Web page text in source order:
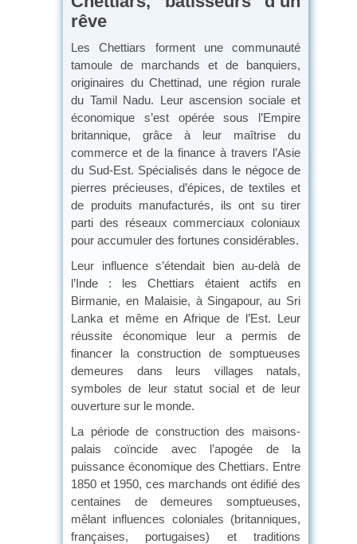
rêve
Les Chettiars forment une communauté
tamoule de marchands et de banquiers,
originaires du Chettinad, une région rurale
du Tamil Nadu. Leur ascension sociale et
économique s’est opérée sous l’Empire
britannique, grâce à leur maîtrise du
commerce et de la finance à travers l’Asie
du Sud-Est. Spécialisés dans le négoce de
pierres précieuses, d’épices, de textiles et
de produits manufacturés, ils ont su tirer
parti des réseaux commerciaux coloniaux
pour accumuler des fortunes considérables.
Leur influence s’étendait bien au-delà de
l’Inde : les Chettiars étaient actifs en
Birmanie, en Malaisie, à Singapour, au Sri
Lanka et même en Afrique de l’Est. Leur
réussite économique leur a permis de
financer la construction de somptueuses
demeures dans leurs villages natals,
symboles de leur statut social et de leur
ouverture sur le monde.
La période de construction des maisons-
palais coïncide avec l’apogée de la
puissance économique des Chettiars. Entre
1850 et 1950, ces marchands ont édifié des
centaines de demeures somptueuses,
mêlant influences coloniales (britanniques,
françaises, portugaises) et traditions